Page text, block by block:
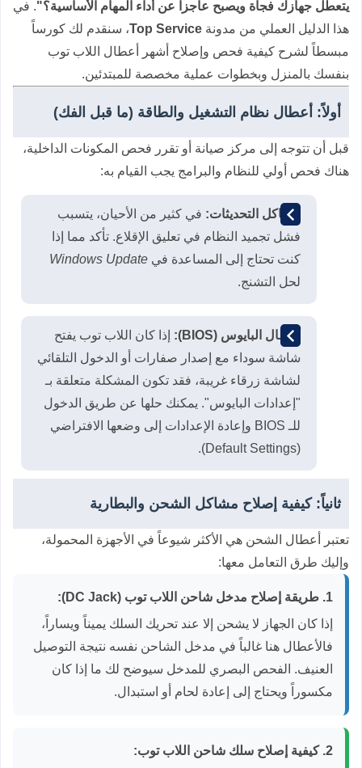
يتعطل جهازك فجأة ويصبح عاجزاً عن أداء المهام الأساسية؟". في
هذا الدليل العملي من مدونة Top Service، سنقدم لك كورساً
مبسطاً لشرح كيفية فحص وإصلاح أشهر أعطال اللاب توب
بنفسك بالمنزل وبخطوات عملية مخصصة للمبتدئين.
أولاً: أعطال نظام التشغيل والطاقة (ما قبل الفك)
قبل أن تتوجه إلى مركز صيانة أو تقرر فحص المكونات الداخلية،
هناك فحص أولي للنظام والبرامج يجب القيام به:
مشاكل التحديثات: في كثير من الأحيان، يتسبب
فشل تجميد النظام في تعليق الإقلاع. تأكد مما إذا
كنت تحتاج إلى المساعدة في Windows Update
لحل التشنج.
أعطال البايوس (BIOS):
إذا كان اللاب توب يفتح
شاشة سوداء مع إصدار صفارات أو الدخول التلقائي
لشاشة زرقاء غريبة، فقد تكون المشكلة متعلقة بـ
"إعدادات البايوس". يمكنك حلها عن طريق الدخول
للـ BIOS وإعادة الإعدادات إلى وضعها الافتراضي
(Default Settings).
ثانياً: كيفية إصلاح مشاكل الشحن والبطارية
تعتبر أعطال الشحن هي الأكثر شيوعاً في الأجهزة المحمولة،
وإليك طرق التعامل معها:
1. طريقة إصلاح مدخل شاحن اللاب توب (DC Jack):
إذا كان الجهاز لا يشحن إلا عند تحريك السلك يميناً ويساراً،
فالأعطال هنا غالباً في مدخل الشاحن نفسه نتيجة التوصيل
العنيف. الفحص البصري للمدخل سيوضح لك ما إذا كان
مكسوراً ويحتاج إلى إعادة لحام أو استبدال.
2. كيفية إصلاح سلك شاحن اللاب توب: